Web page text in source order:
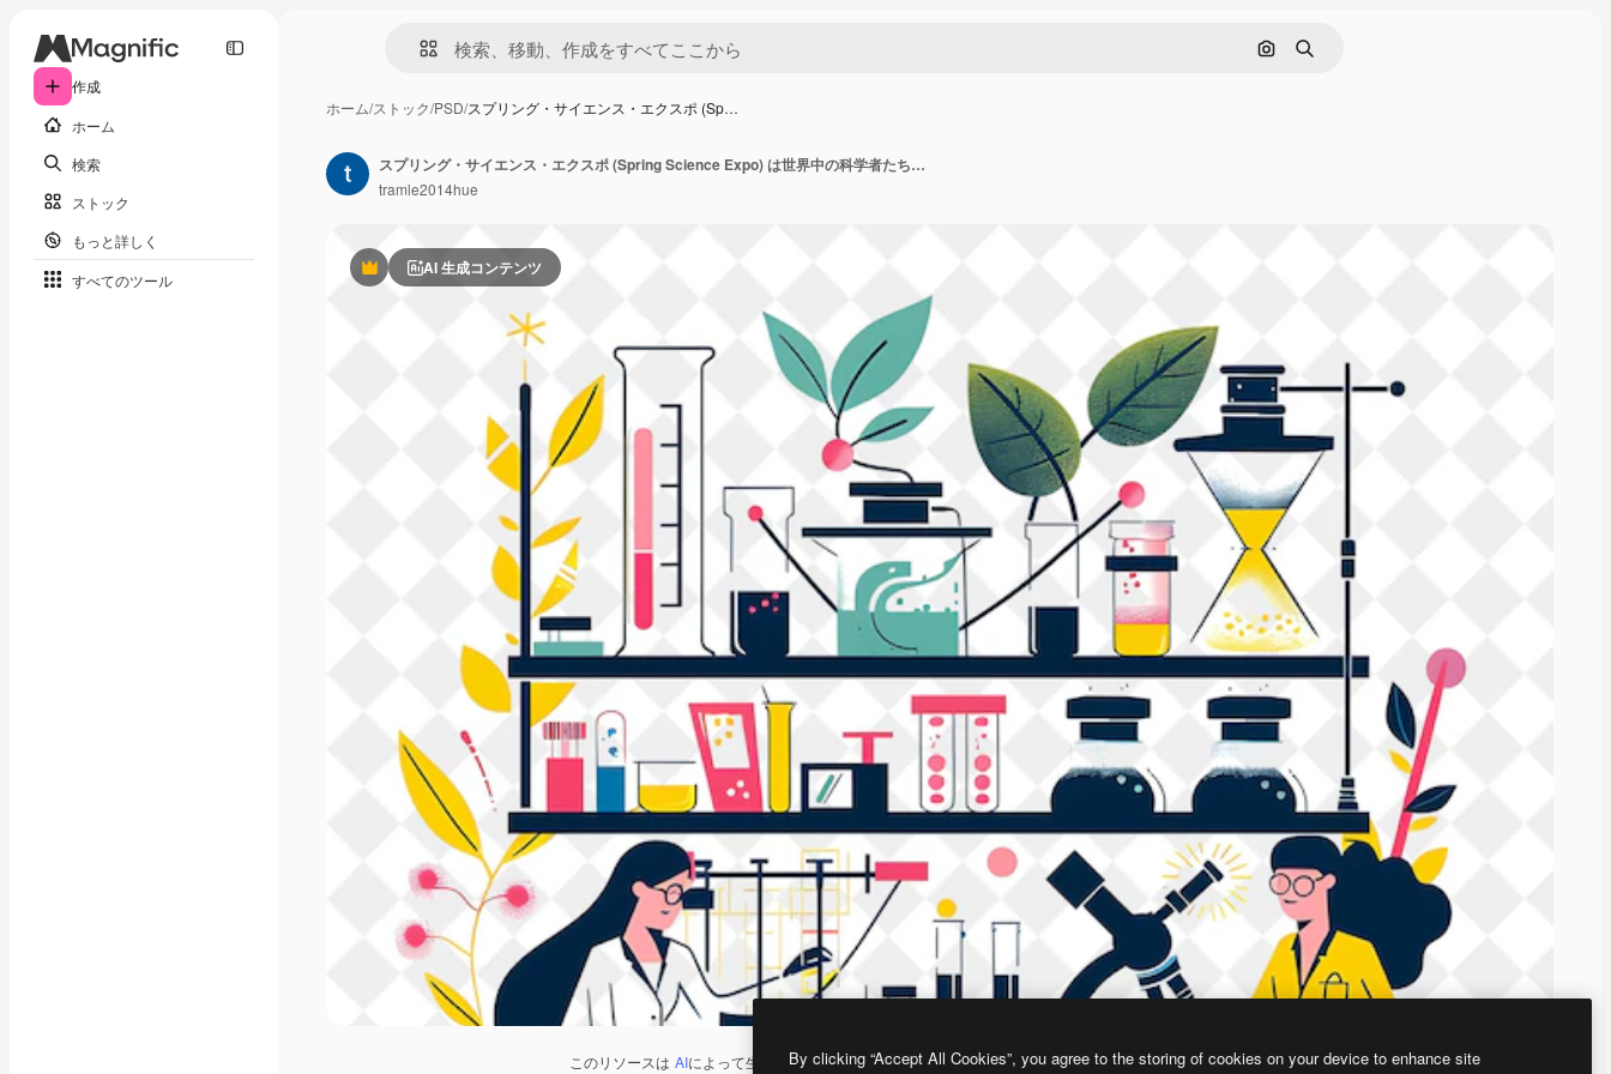
作成
ホーム
検索
ストック
もっと詳しく
すべてのツール
画像で検索
検索
ホーム/ストック/PSD/スプリング・サイエンス・エクスポ (Sp…
PremiumAI 生成コンテンツ
このリソースは AIによって生成されたものです。 AI画像生成ツールを使うと、あなた独自の画像を作成できます。
スプリング・サイエンス・エクスポ (Spring Science Expo) は世界中の科学者たちにDiscover PNG フェスティバル 2D フラットアート イラストレーションを展示するイベントです
tramle2014hue
By clicking “Accept All Cookies”, you agree to the storing of cookies on your device to enhance site